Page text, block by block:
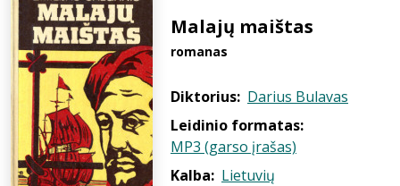
Malajų maištas
romanas
Diktorius: Darius Bulavas
Leidinio formatas:
MP3 (garso įrašas)
Kalba: Lietuvių